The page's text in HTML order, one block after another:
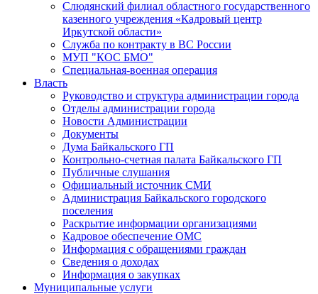
Слюдянский филиал областного государственного
казенного учреждения «Кадровый центр
Иркутской области»
Служба по контракту в ВС России
МУП "КОС БМО"
Специальная-военная операция
Власть
Руководство и структура администрации города
Отделы администрации города
Новости Администрации
Документы
Дума Байкальского ГП
Контрольно-счетная палата Байкальского ГП
Публичные слушания
Официальный источник СМИ
Администрация Байкальского городского
поселения
Раскрытие информации организациями
Кадровое обеспечение ОМС
Информация с обращениями граждан
Сведения о доходах
Информация о закупках
Муниципальные услуги